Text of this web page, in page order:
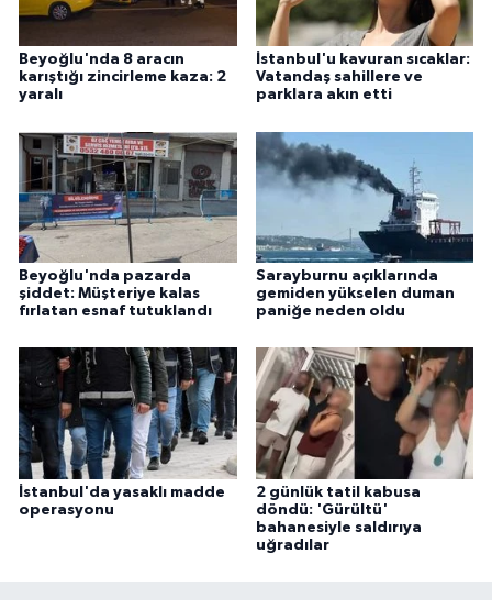
Beyoğlu'nda 8 aracın
karıştığı zincirleme kaza: 2
yaralı
İstanbul'u kavuran sıcaklar:
Vatandaş sahillere ve
parklara akın etti
Beyoğlu'nda pazarda
şiddet: Müşteriye kalas
fırlatan esnaf tutuklandı
Sarayburnu açıklarında
gemiden yükselen duman
paniğe neden oldu
İstanbul'da yasaklı madde
operasyonu
2 günlük tatil kabusa
döndü: 'Gürültü'
bahanesiyle saldırıya
uğradılar